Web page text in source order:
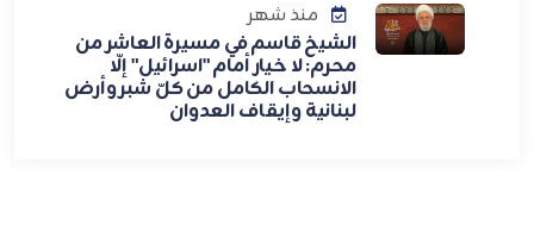
منذ شهر
الشيخ قاسم في مسيرة العاشر من
محرم: لا خيار أمام "اسرائيل" إلّا
الانسحاب الكامل من كلّ شبر وأرض
لبنانية وإيقاف العدوان